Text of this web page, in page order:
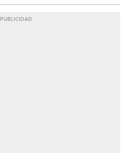
PUBLICIDAD